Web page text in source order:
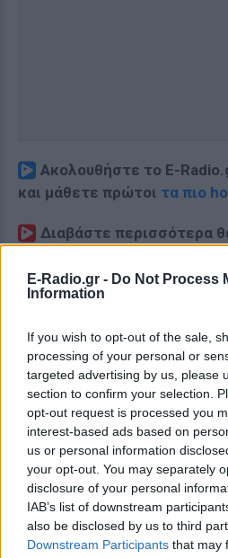
E-Radio.gr - Do Not Process
Information
If you wish to opt-out of the sale,
processing of your personal or
targeted advertising by us, please
section to confirm your selection.
opt-out request is processed you
interest-based ads based on
us or personal information
your opt-out. You may separately
disclosure of your personal
IAB’s list of downstream
also be disclosed by us to third
Downstream Participants that may
Ακολουθήστε το E-
και μάθετε πρώτοι τα πιο
Διαβάστε περισσότερα
Pink.gr!
ΔΙΑΦΗΜΙΣΗ